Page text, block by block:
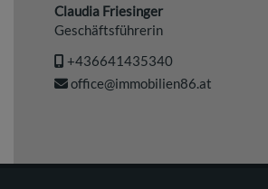
Claudia Friesinger
Geschäftsführerin
+436641435340
office@immobilien86.at